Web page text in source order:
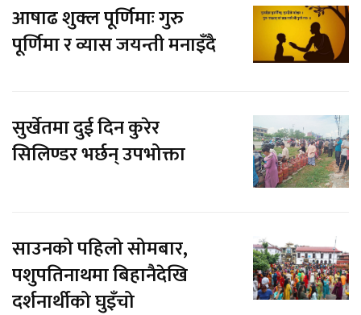
आषाढ शुक्ल पूर्णिमाः गुरु
पूर्णिमा र व्यास जयन्ती मनाइँदै
सुर्खेतमा दुई दिन कुरेर
सिलिण्डर भर्छन् उपभोक्ता
साउनको पहिलो सोमबार,
पशुपतिनाथमा बिहानैदेखि
दर्शनार्थीको घुइँचो